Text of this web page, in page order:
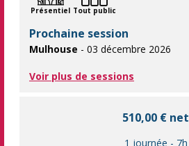
Présentiel Tout public
Prochaine session
Mulhouse - 03 décembre 2026
Voir plus de sessions
510,00 € net
1 journée - 7h